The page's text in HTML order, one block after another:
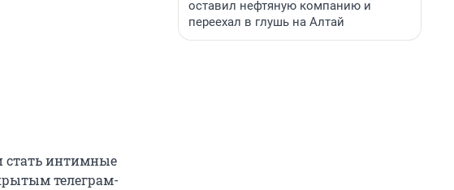
стать интимные
телеграм-
оставил нефтяную компанию и
переехал в глушь на Алтай